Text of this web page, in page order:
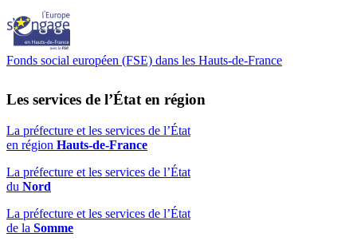
Fonds social européen (FSE) dans les Hauts-de-France
Les services de l’État en région
La préfecture et les services de l’État
en région Hauts-de-France
La préfecture et les services de l’État
du Nord
La préfecture et les services de l’État
de la Somme